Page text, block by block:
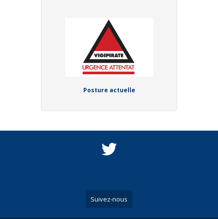
Posture actuelle
Suivez-nous